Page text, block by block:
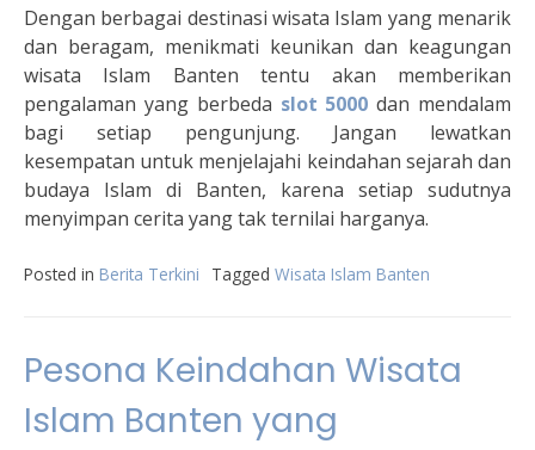
Dengan berbagai destinasi wisata Islam yang menarik
dan beragam, menikmati keunikan dan keagungan
wisata Islam Banten tentu akan memberikan
pengalaman yang berbeda slot 5000 dan mendalam
bagi setiap pengunjung. Jangan lewatkan
kesempatan untuk menjelajahi keindahan sejarah dan
budaya Islam di Banten, karena setiap sudutnya
menyimpan cerita yang tak ternilai harganya.
Posted in Berita Terkini Tagged Wisata Islam Banten
Pesona Keindahan Wisata
Islam Banten yang